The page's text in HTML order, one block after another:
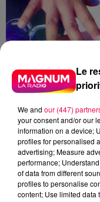
DJ MAGOUILLE
vosges
Le
We and our (447)
your consent and/or our
information on a device;
profiles for personalised
advertising; Measure
performance;
of data from different
profiles to personalise
content; Use limited data